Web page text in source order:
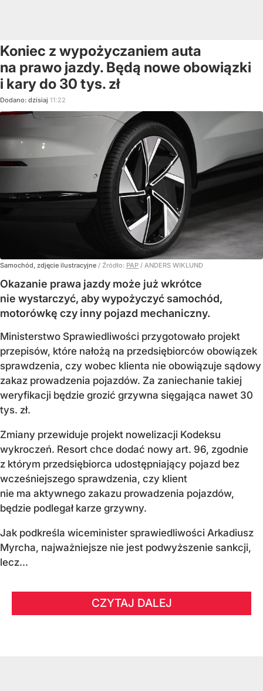
Koniec z wypożyczaniem auta
na prawo jazdy. Będą nowe obowiązki
i kary do 30 tys. zł
Dodano: dzisiaj 11:22
Samochód, zdjęcie ilustracyjne / Źródło: PAP / ANDERS WIKLUND
Okazanie prawa jazdy może już wkrótce
nie wystarczyć, aby wypożyczyć samochód,
motorówkę czy inny pojazd mechaniczny.
Ministerstwo Sprawiedliwości przygotowało projekt
przepisów, które nałożą na przedsiębiorców obowiązek
sprawdzenia, czy wobec klienta nie obowiązuje sądowy
zakaz prowadzenia pojazdów. Za zaniechanie takiej
weryfikacji będzie grozić grzywna sięgająca nawet 30
tys. zł.
Zmiany przewiduje projekt nowelizacji Kodeksu
wykroczeń. Resort chce dodać nowy art. 96, zgodnie
z którym przedsiębiorca udostępniający pojazd bez
wcześniejszego sprawdzenia, czy klient
nie ma aktywnego zakazu prowadzenia pojazdów,
będzie podlegał karze grzywny.
Jak podkreśla wiceminister sprawiedliwości Arkadiusz
Myrcha, najważniejsze nie jest podwyższenie sankcji,
lecz...
CZYTAJ DALEJ